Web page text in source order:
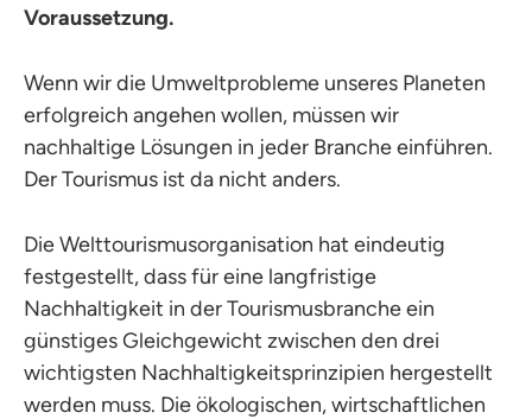
Voraussetzung.
Wenn wir die Umweltprobleme unseres Planeten
erfolgreich angehen wollen, müssen wir
nachhaltige Lösungen in jeder Branche einführen.
Der Tourismus ist da nicht anders.
Die Welttourismusorganisation hat eindeutig
festgestellt, dass für eine langfristige
Nachhaltigkeit in der Tourismusbranche ein
günstiges Gleichgewicht zwischen den drei
wichtigsten Nachhaltigkeitsprinzipien hergestellt
werden muss. Die ökologischen, wirtschaftlichen